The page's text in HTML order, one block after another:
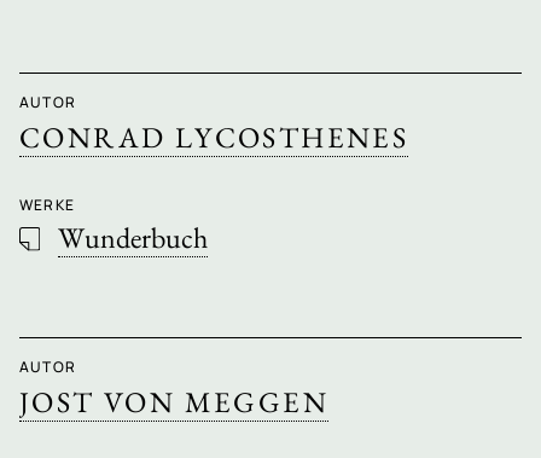
AUTOR
CONRAD LYCOSTHENES
WERKE
Wunderbuch
AUTOR
JOST VON MEGGEN